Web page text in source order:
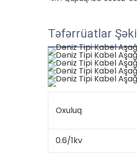
Təfərrüatlar
Oxuluq
0.6/1kv